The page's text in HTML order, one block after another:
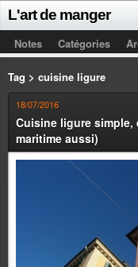
L'art de manger
Notes Catégories
Tag > cuisine ligure
18/07/2016
Cuisine ligure simple,
maritime aussi)